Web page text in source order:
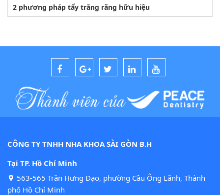
2 phương pháp tẩy trắng răng hữu hiệu
CÔNG TY TNHH NHA KHOA SÀI GÒN B.H
Tại TP. Hồ Chí Minh
563-565 Trần Hưng Đạo, phường Cầu Ông Lãnh, Thành
phố Hồ Chí Minh